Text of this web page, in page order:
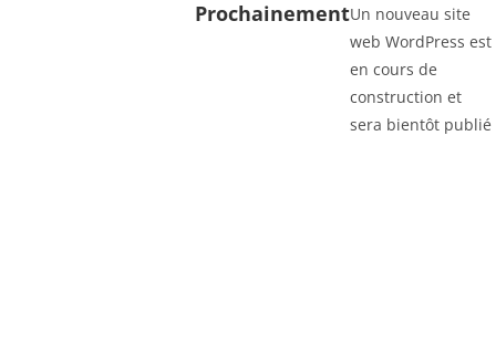
ProchainementUn nouveau site
web WordPress est
en cours de
construction et
sera bientôt publié